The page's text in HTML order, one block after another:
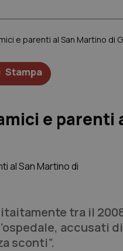
e parenti al San Martino di
Stampa
e parenti
tra il
accusati
sconti”.